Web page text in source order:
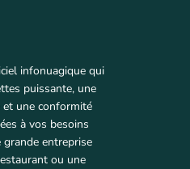
infonuagique qui
puissante, une
une conformité
à vos besoins
grande entreprise
ou une